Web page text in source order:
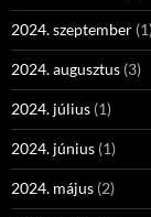
2024. szeptember
2024. augusztus (3)
2024. július (1)
2024. június (1)
2024. május (2)